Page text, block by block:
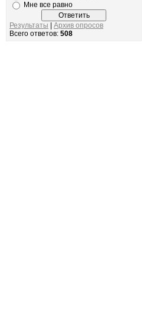
Мне все равно
Результаты
Архив опросов
Всего ответов: 508